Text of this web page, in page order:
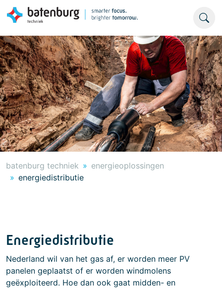
batenburg techniek
energieoplossingen
energiedistributie
Energiedistributie
Nederland wil van het gas af, er worden meer PV
panelen geplaatst of er worden windmolens
geëxploiteerd. Hoe dan ook gaat midden- en